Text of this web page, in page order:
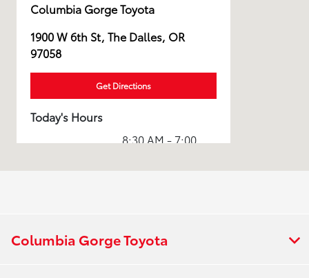
Columbia Gorge Toyota
1900 W 6th St, The Dalles, OR
97058
Get Directions
Today's Hours
Sales :
8:30 AM - 7:00
All Hours
Columbia Gorge Toyota